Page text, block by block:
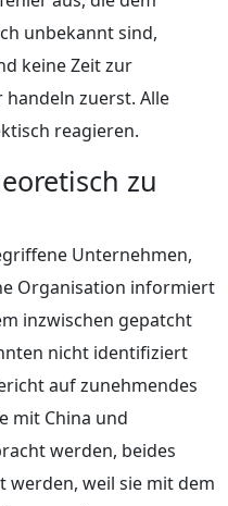
unbekannt sind,
keine Zeit zur
zuerst. Alle
reagieren.
zu
Unternehmen,
Organisation informiert
inzwischen gepatcht
nicht identifiziert
auf zunehmendes
mit China und
werden, beides
werden, weil sie mit dem